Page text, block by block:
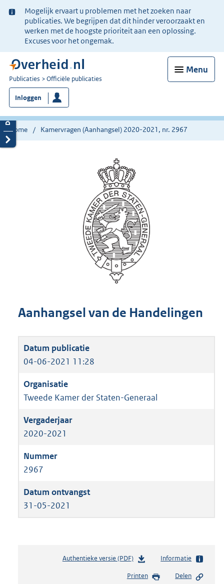
Ter
informatie:
Mogelijk ervaart u problemen met het zoeken naar
publicaties. We begrijpen dat dit hinder veroorzaakt en
werken met de hoogste prioriteit aan een oplossing.
Excuses voor het ongemak.
Menu
U
bent
nu
hier:
Publicaties Officiële publicaties
Inloggen
Home Kamervragen (Aanhangsel) 2020-2021, nr. 2967
Aanhangsel van de Handelingen
04-06-2021 11:28
Tweede Kamer der Staten-Generaal
2020-2021
2967
31-05-2021
Authentieke versie (PDF)b
s
Informatie
Printen Delen